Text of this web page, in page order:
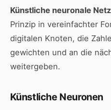
Künstliche neuronale
Prinzip in vereinfachter
digitalen Knoten, die
gewichten und an die
weitergeben.
Künstliche Neuronen